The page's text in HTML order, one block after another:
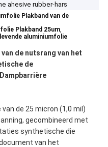
ahesive rubber-hars
Plakband van de
Plakband 25um,
aluminiumfolie
de nutsrang van het
de
de 25 micron (1,0 mil)
gecombineerd met
synthetische die
van het